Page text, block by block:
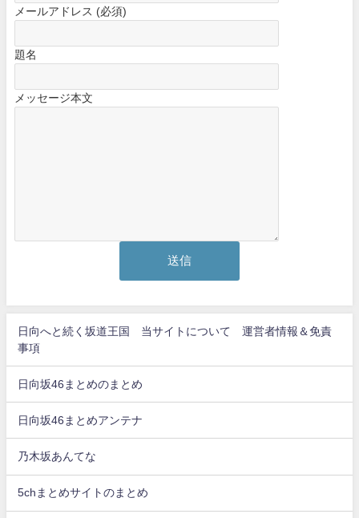
メールアドレス (必須)
題名
メッセージ本文
日向へと続く坂道王国 当サイトについて 運営者情報＆免責
事項
日向坂46まとめのまとめ
日向坂46まとめアンテナ
乃木坂あんてな
5chまとめサイトのまとめ